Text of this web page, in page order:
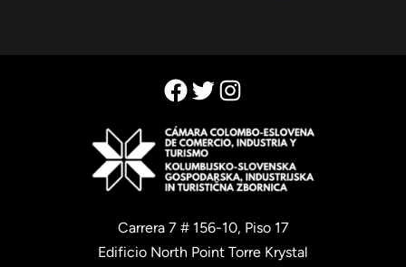
Facebook
TwitterInstagram
Carrera 7 # 156-10, Piso 17
Edificio North Point Torre Krystal